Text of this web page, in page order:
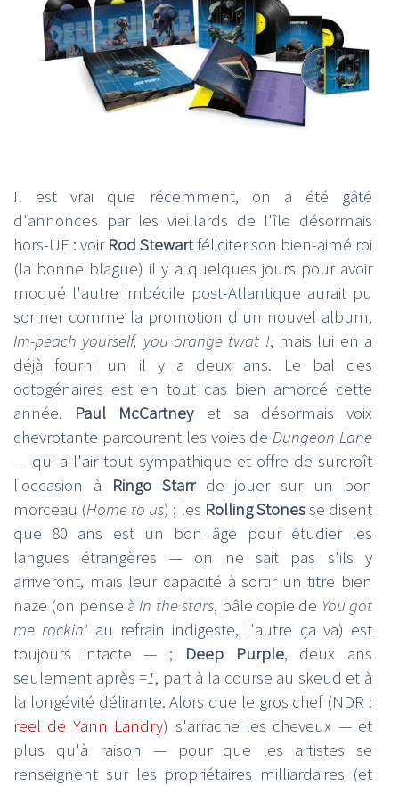
Il est vrai que récemment, on a été gâté
d'annonces par les vieillards de l'île désormais
hors-UE : voir Rod Stewartféliciter son bien-aimé roi
(la bonne blague) il y a quelques jours pour avoir
moqué l'autre imbécile post-Atlantique aurait pu
sonner comme la promotion d'un nouvel album,
Im-peach yourself, you orange twat !, mais lui en a
déjà fourni un il y a deux ans. Le bal des
octogénaires est en tout cas bien amorcé cette
année. Paul McCartneyet sa désormais voix
chevrotante parcourent les voies deDungeon Lane
— qui a l'air tout sympathique et offre de surcroît
l'occasion à Ringo Starrde jouer sur un bon
morceau (Home to us) ; les Rolling Stonesse disent
que 80 ans est un bon âge pour étudier les
langues étrangères — on ne sait pas s'ils y
arriveront, mais leur capacité à sortir un titre bien
naze (on pense àIn the stars, pâle copie de You got
me rockin' au refrain indigeste, l'autre ça va) est
toujours intacte — ; Deep Purple, deux ans
seulement après =1, part à la course au skeud et à
la longévité délirante. Alors que le gros chef (NDR :
reel de Yann Landry) s'arrache les cheveux — et
plus qu'à raison — pour que les artistes se
renseignent sur les propriétaires milliardaires (et